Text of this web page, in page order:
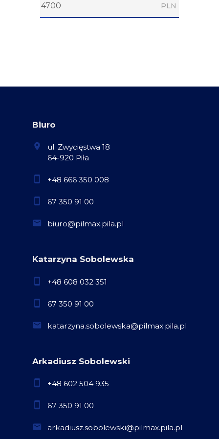
PLN
Biuro
ul. Zwycięstwa 18
64-920 Piła
+48 666 350 008
67 350 91 00
biuro@pilmax.pila.pl
Katarzyna Sobolewska
+48 608 032 351
67 350 91 00
katarzyna.sobolewska@pilmax.pila.pl
Arkadiusz Sobolewski
+48 602 504 935
67 350 91 00
arkadiusz.sobolewski@pilmax.pila.pl